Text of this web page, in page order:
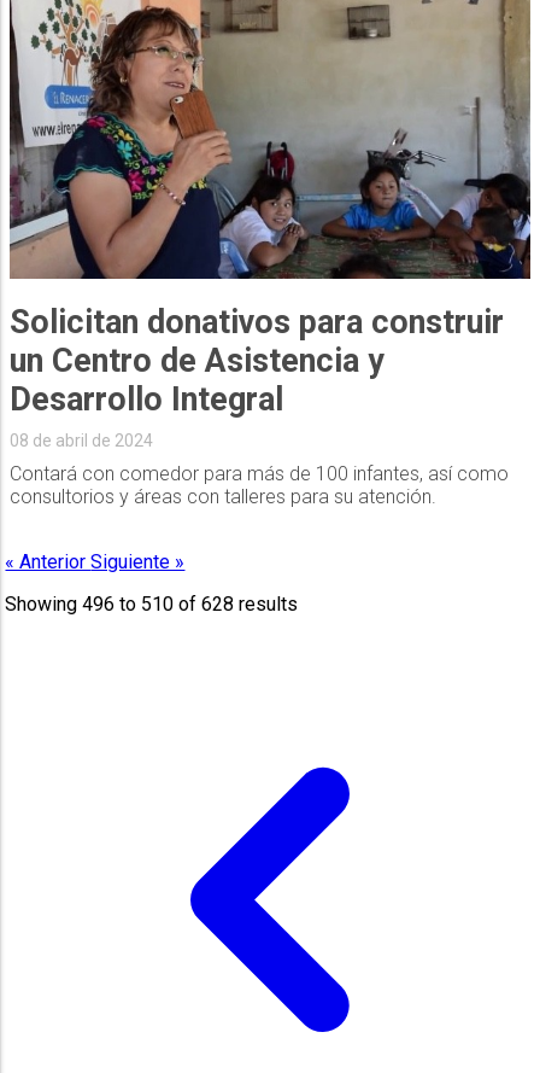
Solicitan donativos para construir
un Centro de Asistencia y
Desarrollo Integral
08 de abril de 2024
Contará con comedor para más de 100 infantes, así como
consultorios y áreas con talleres para su atención.
« AnteriorSiguiente »
Showing496 to 510 of628 results